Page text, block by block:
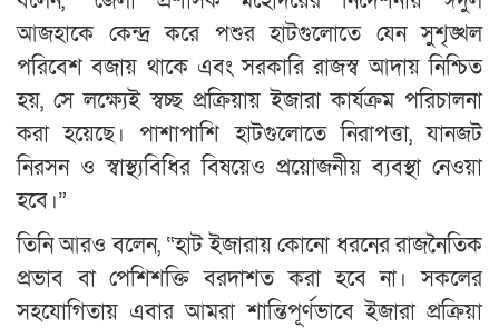
আজহাকে কেন্দ্র করে পশুর হাটগুলোতে যেন সুশৃঙ্খল
পরিবেশ বজায় থাকে এবং সরকারি রাজস্ব আদায় নিশ্চিত
হয়, সে লক্ষ্যেই স্বচ্ছ প্রক্রিয়ায় ইজারা কার্যক্রম পরিচালনা
করা হয়েছে। পাশাপাশি হাটগুলোতে নিরাপত্তা, যানজট
নিরসন ও স্বাস্থ্যবিধির বিষয়েও প্রয়োজনীয় ব্যবস্থা নেওয়া
হবে।”
তিনি আরও বলেন, “হাট ইজারায় কোনো ধরনের রাজনৈতিক
প্রভাব বা পেশিশক্তি বরদাশত করা হবে না। সকলের
সহযোগিতায় এবার আমরা শান্তিপূর্ণভাবে ইজারা প্রক্রিয়া